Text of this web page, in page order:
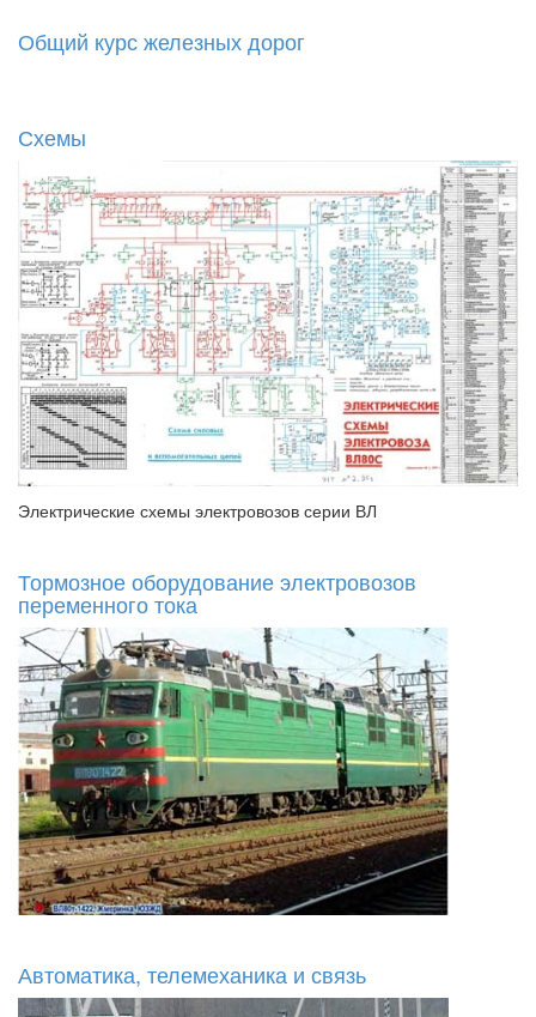
Общий курс железных дорог
Схемы
Электрические схемы электровозов серии ВЛ
Тормозное оборудование электровозов
переменного тока
Автоматика, телемеханика и связь